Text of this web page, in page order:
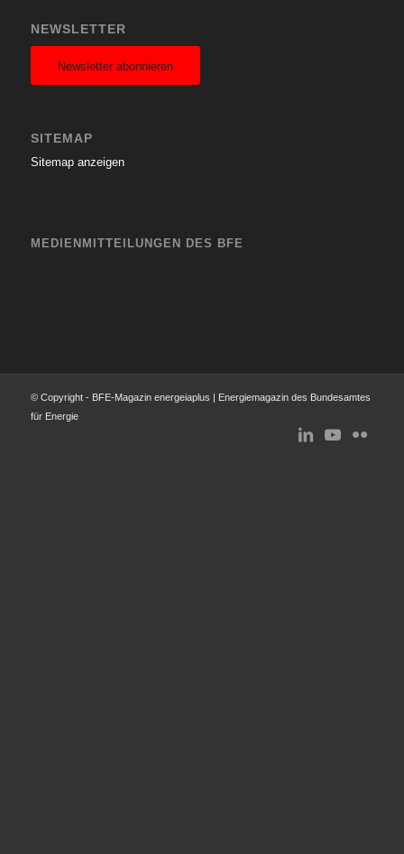
NEWSLETTER
Newsletter abonnieren
SITEMAP
Sitemap anzeigen
MEDIENMITTEILUNGEN DES BFE
© Copyright - BFE-Magazin energeiaplus | Energiemagazin des Bundesamtes
für Energie